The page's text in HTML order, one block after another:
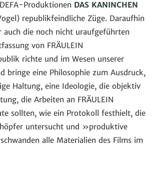
Produktionen DAS KANINCHEN
republikfeindliche Züge. Daraufhin
auch die noch nicht uraufgeführten
von FRÄULEIN
richte und im Wesen unserer
bringe eine Philosophie zum Ausdruck,
Haltung, eine Ideologie, die objektiv
die Arbeiten an FRÄULEIN
sollten, wie ein Protokoll festhielt, die
untersucht und »produktive
alle Materialien des Films im